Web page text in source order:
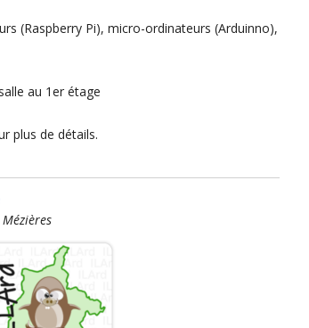
(Raspberry Pi), micro-ordinateurs (Arduinno),
au 1er étage
plus de détails.